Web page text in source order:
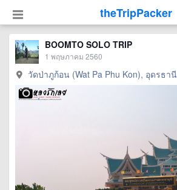
theTripPacker
BOOMTO SOLO TRIP
1 พฤษภาคม 2560
วัดป่าภูก้อน (Wat Pa Phu Kon), อุดรธานี